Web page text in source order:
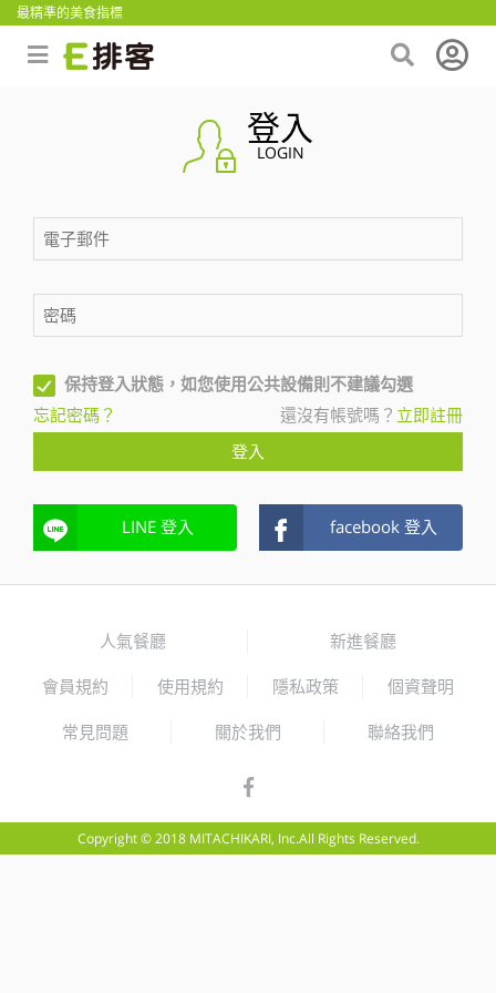
最精準的美食指標
登入
LOGIN
保持登入狀態，如您使用公共設備則不建議勾選
忘記密碼？
還沒有帳號嗎？ 立即註冊
登入
LINE 登入 facebook 登入
人氣餐廳 新進餐廳
會員規約 使用規約 隱私政策 個資聲明
常見問題 關於我們 聯絡我們
Copyright © 2018 MITACHIKARI, Inc.All Rights Reserved.